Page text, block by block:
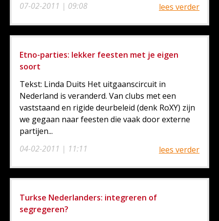
07-02-2011 | 09:08
lees verder
Etno-parties: lekker feesten met je eigen
soort
04-02-2011 | 11:11
Tekst: Linda Duits Het uitgaanscircuit in
Nederland is veranderd. Van clubs met een
vaststaand en rigide deurbeleid (denk RoXY) zijn
we gegaan naar feesten die vaak door externe
partijen...
lees verder
Turkse Nederlanders: integreren of
segregeren?